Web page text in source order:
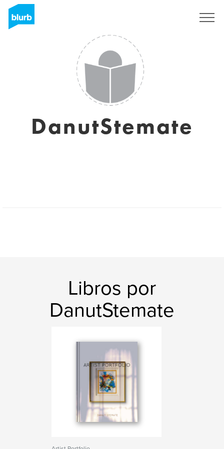
DanutStemate
Libros por
DanutStemate